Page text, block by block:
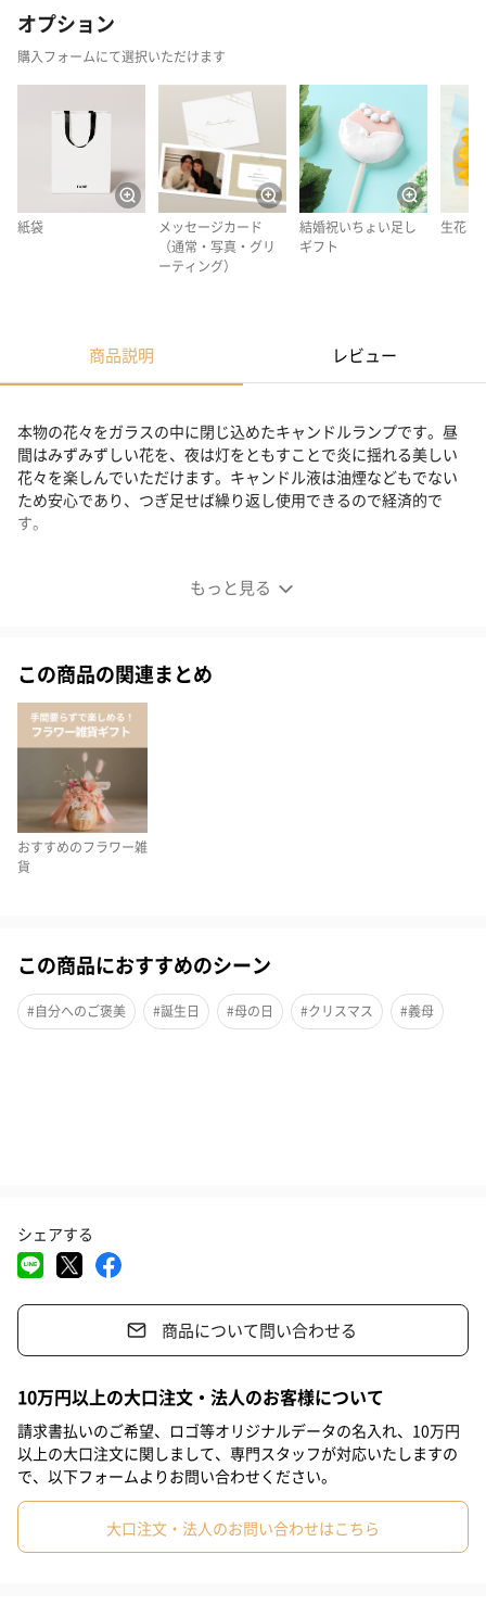
オプション
購入フォームにて選択いただけます
紙袋
メッセージカード
（通常・写真・グリ
ーティング）
結婚祝いちょい足し
ギフト
生花
商品説明 レビュー
もっと見る
本物の花々をガラスの中に閉じ込めたキャンドルランプです。昼
間はみずみずしい花を、夜は灯をともすことで炎に揺れる美しい
花々を楽しんでいただけます。キャンドル液は油煙などもでない
ため安心であり、つぎ足せば繰り返し使用できるので経済的で
す。
このキャンドルの美しさが一番発揮されるのはやはり暗闇の中で
しょう。柔らかな炎が花びらの色を美しく演出し、お部屋を幻想
昼間など明るいところでも、もちろん美しさは健在です。キャン
ドルオイルの中でゆらゆらと揺れる花びらを楽しむことができま
自分の好みに変えられます
キャンドル液をつぎ足して、いつまでも使えるのはもちろん、中
のお花を自分好みに変えることだってできます。贈られた方の好
みに合わせて何パターンにでも変えられる点は、ギフトに最適で
この商品の関連まとめ
おすすめのフラワー雑
貨
この商品におすすめのシーン
#自分へのご褒美 #誕生日 #母の日 #クリスマス #義母
シェアする
商品について問い合わせる
10万円以上の大口注文・法人のお客様について
請求書払いのご希望、ロゴ等オリジナルデータの名入れ、10万円
以上の大口注文に関しまして、専門スタッフが対応いたしますの
で、以下フォームよりお問い合わせください。
大口注文・法人のお問い合わせはこちら